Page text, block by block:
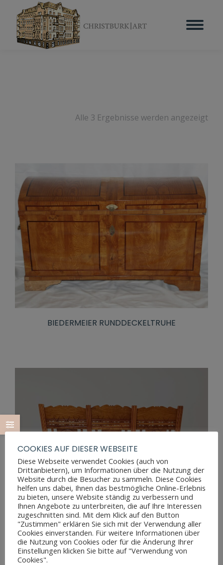
Alle 3 Ergebnisse werden angezeigt
BIEDERMEIER RUNDDECKELTRUHE
COOKIES AUF DIESER WEBSEITE
Diese Webseite verwendet Cookies (auch von
Drittanbietern), um Informationen über die Nutzung der
Website durch die Besucher zu sammeln. Diese Cookies
helfen uns dabei, Ihnen das bestmögliche Online-Erlebnis
zu bieten, unsere Website ständig zu verbessern und
Ihnen Angebote zu unterbreiten, die auf Ihre Interessen
zugeschnitten sind. Mit dem Klick auf den Button
"Zustimmen" erklären Sie sich mit der Verwendung aller
Cookies einverstanden. Für weitere Informationen über
die Nutzung von Cookies oder für die Änderung Ihrer
Einstellungen klicken Sie bitte auf "Verwendung von
Cookies".